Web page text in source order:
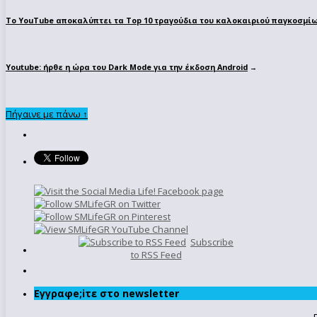
To YouTube αποκαλύπτει τα Top 10 τραγούδια του καλοκαιριού
Youtube: ήρθε η ώρα του Dark Mode για την έκδοση Android →
Πήγαινε με πάνω ↑
Subscribe
to RSS Feed
Εγγραφe;iτε στο newsletter